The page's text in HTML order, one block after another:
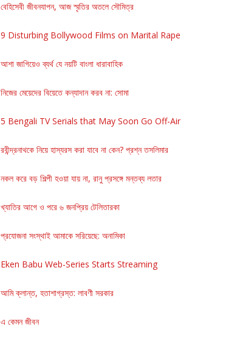
বেহিসেবী জীবনযাপন, আজ স্মৃতির অতলে সৌমিত্র
9 Disturbing Bollywood Films on Marital Rape
আশা জাগিয়েও ব্যর্থ যে নয়টি বাংলা ধারাবাহিক
নিজের মেয়েদের বিয়েতে কন্যাদান করব না: সোমা
5 Bengali TV Serials that May Soon Go Off-Air
রবীন্দ্রনাথকে নিয়ে হাস্যরস করা যাবে না কেন? প্রশ্ন তসলিমার
নকল করে বড় শিল্পী হওয়া যায় না, রানু প্রসঙ্গে মন্তব্য লতার
খ্যাতির আগে ও পরে ৬ জনপ্রিয় টেলিতারকা
প্রযোজনা সংস্থাই আমাকে সরিয়েছে: অনামিকা
Eken Babu Web-Series Starts Streaming
আমি ক্লান্ত, হতাশাগ্রস্ত: লাবণী সরকার
এ কেমন জীবন